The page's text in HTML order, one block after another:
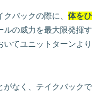
バックの際に、 体をひ
ルの威力を最大限発揮す
てユニットターンより
がなく、テイクバックで